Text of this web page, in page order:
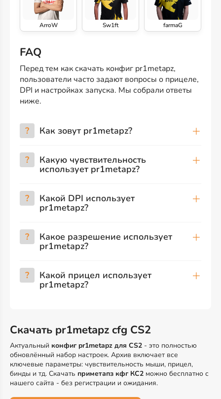
ArroW Sw1ft farmaG
FAQ
Перед тем как скачать конфиг pr1metapz,
пользователи часто задают вопросы о прицеле,
DPI и настройках запуска. Мы собрали ответы
ниже.
? Как зовут pr1metapz?
? Какую чувствительность
использует pr1metapz?
? Какой DPI использует
pr1metapz?
? Какое разрешение использует
pr1metapz?
? Какой прицел использует
pr1metapz?
Скачать pr1metapz cfg CS2
Актуальный конфиг pr1metapz для CS2 - это полностью
обновлённый набор настроек. Архив включает все
ключевые параметры: чувствительность мыши, прицел,
бинды и тд. Скачать приметапз кфг КС2 можно бесплатно с
нашего сайта - без регистрации и ожидания.